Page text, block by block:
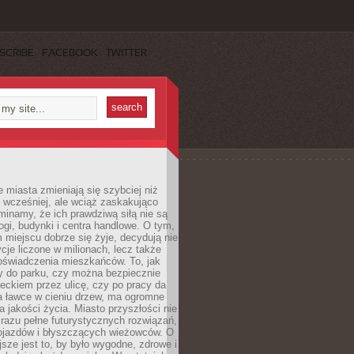
FACEBOOK TWITTER
miasta zmieniają się szybciej niż
wcześniej, ale wciąż zaskakująco
że ich prawdziwą siłą nie są
budynki i centra handlowe. O tym,
miejscu dobrze się żyje, decydują nie
liczone w milionach, lecz także
mieszkańców. To, jak
do parku, czy można bezpiecznie
przez ulicę, czy po pracy da
w cieniu drzew, ma ogromne
jakości życia. Miasto przyszłości nie
pełne futurystycznych rozwiązań,
i błyszczących wieżowców. O
jest to, by było wygodne, zdrowe i